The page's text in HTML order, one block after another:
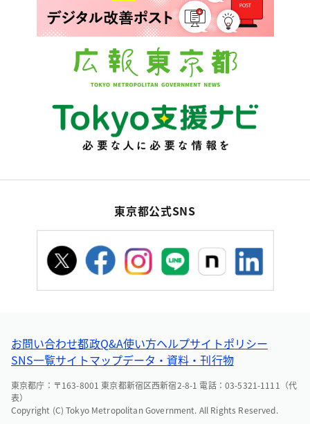
東京都公式SNS
お問い合わせ都政Q&A使い方ヘルプサイトポリシー
SNS一覧サイトマップデータ・資料・刊行物
東京都庁：〒163-8001 東京都新宿区西新宿2-8-1 電話：03-5321-1111（代
表）
Copyright (C) Tokyo Metropolitan Government. All Rights Reserved.